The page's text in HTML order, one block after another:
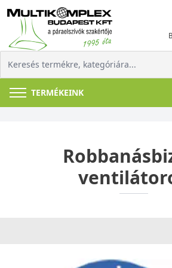
TERMÉKEINK